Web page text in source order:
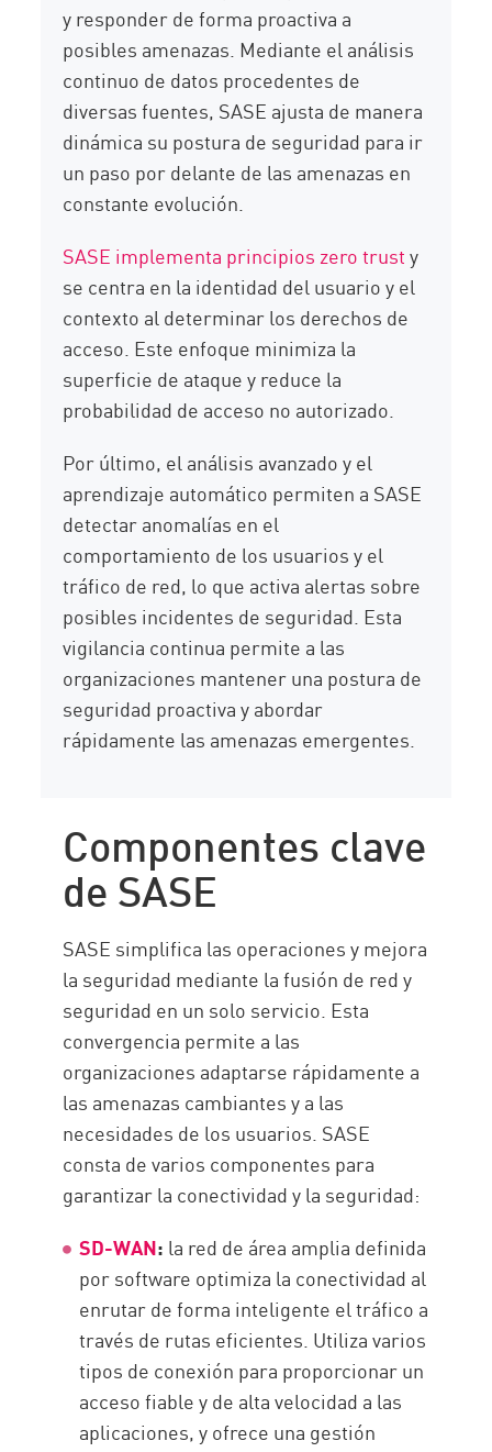
y responder de forma proactiva a
posibles amenazas. Mediante el análisis
continuo de datos procedentes de
diversas fuentes, SASE ajusta de manera
dinámica su postura de seguridad para ir
un paso por delante de las amenazas en
constante evolución.
SASE implementa principios zero trusty
se centra en la identidad del usuario y el
contexto al determinar los derechos de
acceso. Este enfoque minimiza la
superficie de ataque y reduce la
probabilidad de acceso no autorizado.
Por último, el análisis avanzado y el
aprendizaje automático permiten a SASE
detectar anomalías en el
comportamiento de los usuarios y el
tráfico de red, lo que activa alertas sobre
posibles incidentes de seguridad. Esta
vigilancia continua permite a las
organizaciones mantener una postura de
seguridad proactiva y abordar
rápidamente las amenazas emergentes.
Componentes clave
de SASE
SASE simplifica las operaciones y mejora
la seguridad mediante la fusión de red y
seguridad en un solo servicio. Esta
convergencia permite a las
organizaciones adaptarse rápidamente a
las amenazas cambiantes y a las
necesidades de los usuarios. SASE
consta de varios componentes para
garantizar la conectividad y la seguridad:
SD-WAN: la red de área amplia definida
por software optimiza la conectividad al
enrutar de forma inteligente el tráfico a
través de rutas eficientes. Utiliza varios
tipos de conexión para proporcionar un
acceso fiable y de alta velocidad a las
aplicaciones, y ofrece una gestión